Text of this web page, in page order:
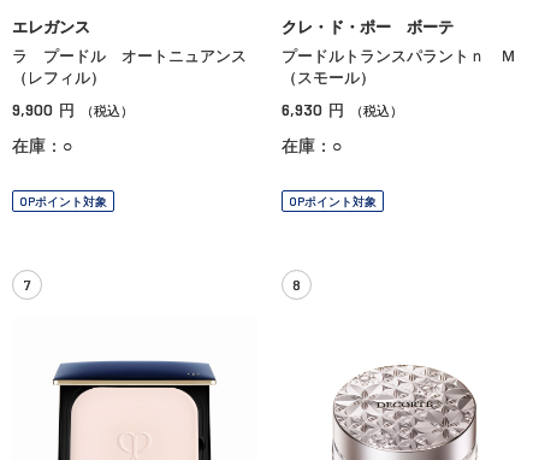
エレガンス
ラ プードル オートニュアンス
（レフィル）
9,900 円 （税込）
在庫：○
OPポイント対象
クレ・ド・ポー ボーテ
プードルトランスパラントｎ Ｍ
（スモール）
6,930 円 （税込）
在庫：○
OPポイント対象
7 8